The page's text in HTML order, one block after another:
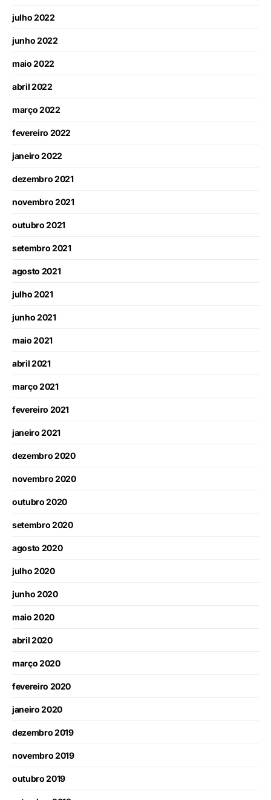
julho 2022
junho 2022
maio 2022
abril 2022
março 2022
fevereiro 2022
janeiro 2022
dezembro 2021
novembro 2021
outubro 2021
setembro 2021
agosto 2021
julho 2021
junho 2021
maio 2021
abril 2021
março 2021
fevereiro 2021
janeiro 2021
dezembro 2020
novembro 2020
outubro 2020
setembro 2020
agosto 2020
julho 2020
junho 2020
maio 2020
abril 2020
março 2020
fevereiro 2020
janeiro 2020
dezembro 2019
novembro 2019
outubro 2019